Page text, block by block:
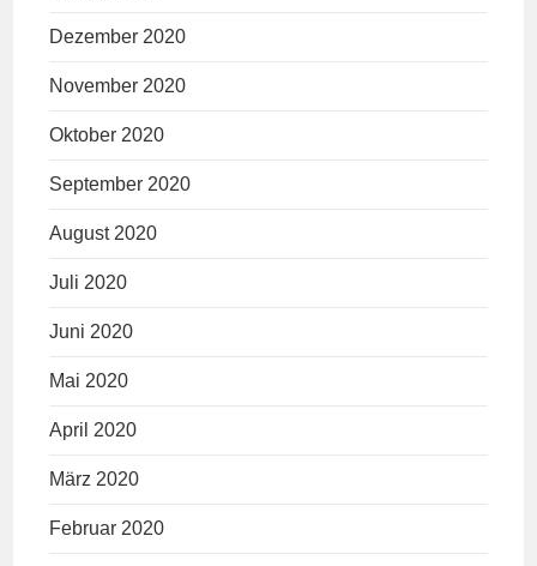
Dezember 2020
November 2020
Oktober 2020
September 2020
August 2020
Juli 2020
Juni 2020
Mai 2020
April 2020
März 2020
Februar 2020